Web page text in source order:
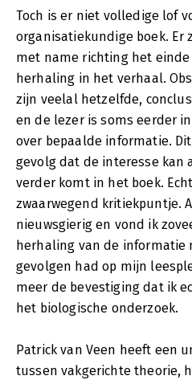
Toch is er niet volledige lof
organisatiekundige boek. Er
met name richting het
herhaling in het verhaal.
zijn veelal hetzelfde,
en de lezer is soms eerder
over bepaalde informatie.
gevolg dat de interesse kan
verder komt in het boek.
zwaarwegend kritiekpuntje.
nieuwsgierig en vond ik
herhaling van de informatie
gevolgen had op mijn
meer de bevestiging dat ik
het biologische onderzoek.
Patrick van Veen heeft een
tussen vakgerichte theorie,